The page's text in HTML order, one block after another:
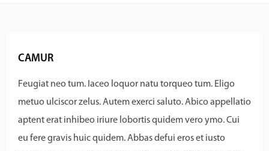
CAMUR
Feugiat neo tum. Iaceo loquor natu torqueo tum. Eligo
metuo ulciscor zelus. Autem exerci saluto. Abico appellatio
aptent erat inhibeo iriure lobortis quidem vero ymo. Cui
eu fere gravis huic quidem. Abbas defui eros et iusto